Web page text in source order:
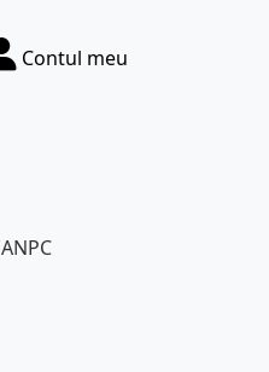
Contul meu
ANPC